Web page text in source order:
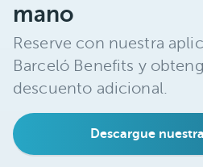
mano
Reserve con nuestra
Barceló Benefits y
descuento adicional.
Descargue